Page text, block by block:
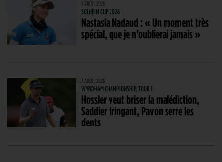
7 AOÛT. 2026
SOLHEIM CUP 2026
Nastasia Nadaud : « Un moment très
spécial, que je n’oublierai jamais »
7 AOÛT. 2026
WYNDHAM CHAMPIONSHIP, TOUR 1
Hossler veut briser la malédiction,
Saddier fringant, Pavon serre les
dents